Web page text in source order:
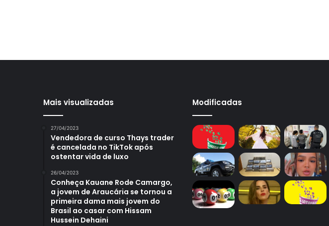
Mais visualizadas
27/04/2023
Vendedora de curso Thays trader
é cancelada no TikTok após
ostentar vida de luxo
26/04/2023
Conheça Kauane Rode Camargo,
a jovem de Araucária se tornou a
primeira dama mais jovem do
Brasil ao casar com Hissam
Hussein Dehaini
Modificadas